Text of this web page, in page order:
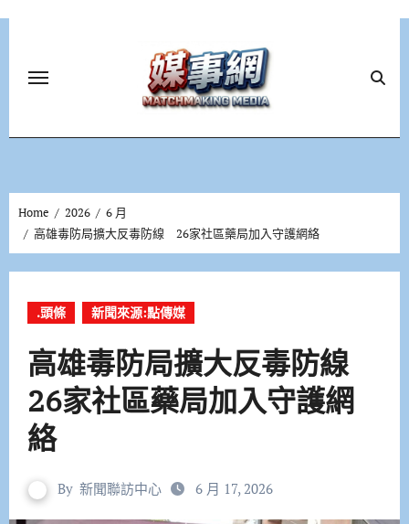
Home 2026
6 月
高雄毒防局擴大反毒防線 26家社區藥局加入守護網絡
.頭條 新聞來源:點傳媒
高雄毒防局擴大反毒防線
26家社區藥局加入守護網
絡
By 新聞聯訪中心 6 月 17, 2026